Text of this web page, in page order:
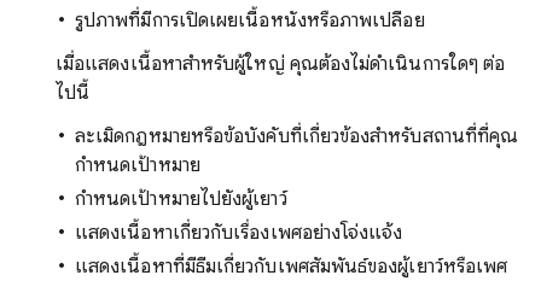
รูปภาพที่มีการเปิดเผยเนื้อหนังหรือภาพเปลือย
เมื่อแสดงเนื้อหาสำหรับผู้ใหญ่ คุณต้องไม่ดำเนินการใดๆ ต่อ
ไปนี้
ละเมิดกฎหมายหรือข้อบังคับที่เกี่ยวข้องสำหรับสถานที่ที่คุณ
กำหนดเป้าหมาย
กำหนดเป้าหมายไปยังผู้เยาว์
แสดงเนื้อหาเกี่ยวกับเรื่องเพศอย่างโจ่งแจ้ง
แสดงเนื้อหาที่มีธีมเกี่ยวกับเพศสัมพันธ์ของผู้เยาว์หรือเพศ